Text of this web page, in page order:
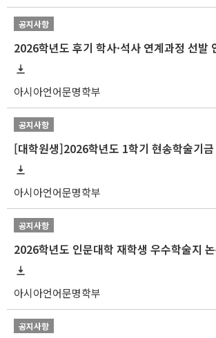
공지사항
2026학년도 후기 학사·석사 연계과정 선발
아시아언어문명학부
공지사항
아시아언어문명학부
공지사항
아시아언어문명학부
공지사항